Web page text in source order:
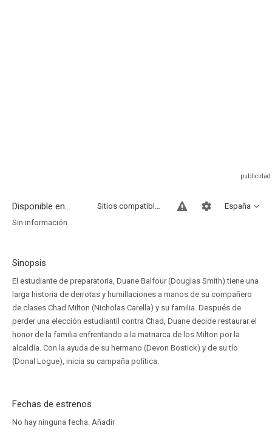
Disponible en... España
Sitios compatibles
Sin información
Sinopsis
El estudiante de preparatoria, Duane Balfour (Douglas Smith) tiene una
larga historia de derrotas y humillaciones a manos de su compañero
de clases Chad Milton (Nicholas Carella) y su familia. Después de
perder una elección estudiantil contra Chad, Duane decide restaurar el
honor de la familia enfrentando a la matriarca de los Milton por la
alcaldía. Con la ayuda de su hermano (Devon Bostick) y de su tío
(Donal Logue), inicia su campaña política.
Fechas de estrenos
No hay ninguna fecha. Añadir